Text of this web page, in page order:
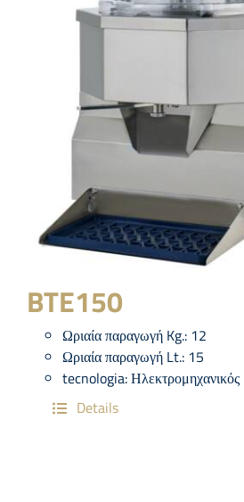
BTE150
Ωριαία παραγωγή Kg.: 12
Ωριαία παραγωγή Lt.: 15
tecnologia:Ηλεκτρομηχανικός
Details